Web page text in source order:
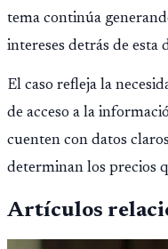
tema continúa
intereses detrás de esta
El caso refleja la
de acceso a la
cuenten con datos
determinan los precios
Artículos